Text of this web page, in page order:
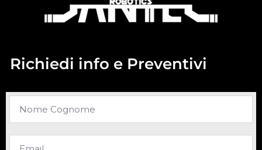
Richiedi info e Preventivi